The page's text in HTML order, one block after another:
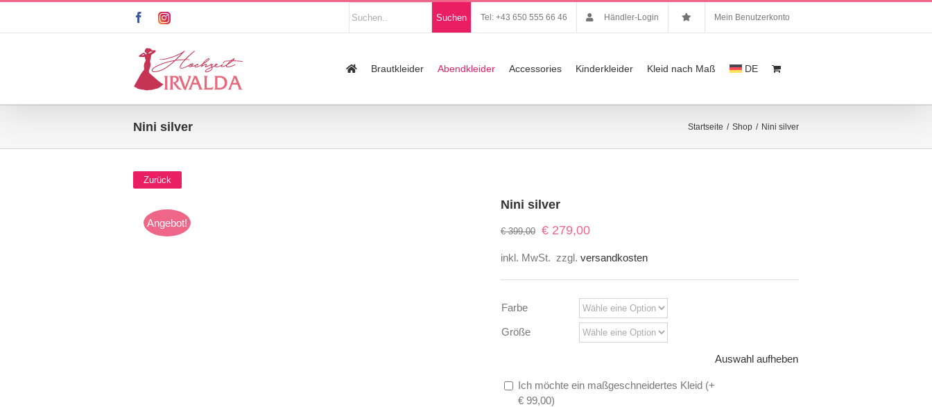
springen
facebookinstagram
Produkten
suchen
Suchen Tel: +43 650 555 66 46 Händler-Login Mein Benutzerkonto
Brautkleider Abendkleider Accessories Kinderkleider Kleid nach Maß DE
Nini silver Startseite / Shop / Nini silver
Zurück
Angebot!
Nini silver
€399,00 Ursprünglicher
war:
€ 279,00Aktueller
ist:
inkl. MwSt. zzgl. versandkosten
Farbe
Größe
Auswahl aufheben
Ich möchte ein maßgeschneidertes Kleid (+
€ 99,00)